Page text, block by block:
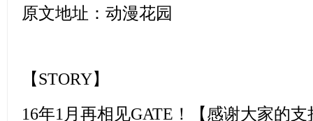
原文地址： 动漫花园
【STORY】
16年1月再相见GATE！【感谢大家的支